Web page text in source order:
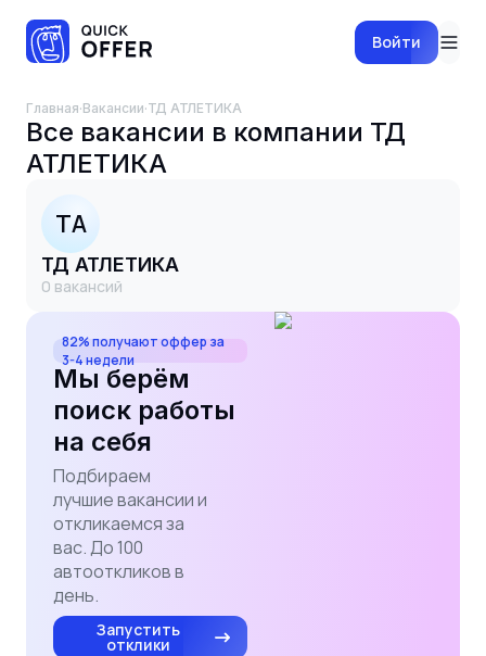
Войти
Главная·Вакансии· ТД АТЛЕТИКА
Все вакансии в компании ТД
АТЛЕТИКА
ТА
ТД АТЛЕТИКА
0 вакансий
82% получают оффер за
3-4 недели
Мы берём
поиск работы
на себя
Подбираем
лучшие вакансии и
откликаемся за
вас. До 100
автооткликов в
день.
Запустить
отклики